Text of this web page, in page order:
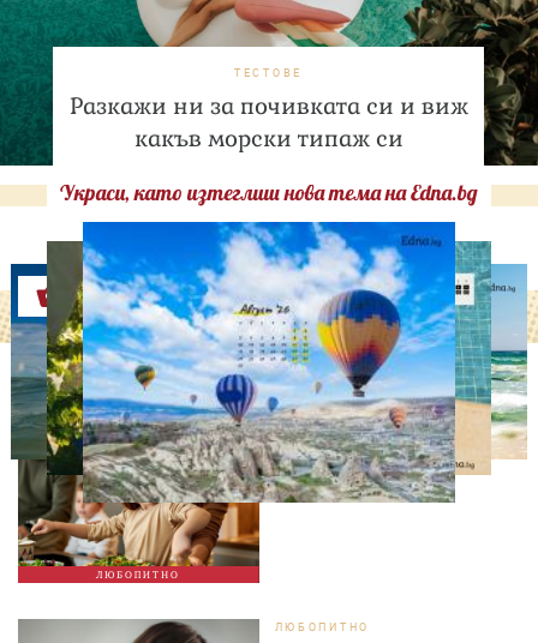
ТЕСТОВЕ
Разкажи ни за почивката си и виж
какъв морски типаж си
Украси, като изтеглиш нова тема на Edna.bg
Оферти
ЛЮБОПИТНО
ЛЮБОПИТНО
Тайната на добрата
вечеря не се крие в
сложната рецепта
ЛЮБОПИТНО